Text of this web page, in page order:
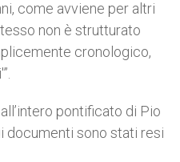
come avviene per altri
non è strutturato
cronologico,
pontificato di Pio
documenti sono stati resi